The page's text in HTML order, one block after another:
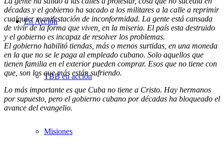
En Acción
TBB en acción
Misiones
décadas y el gobierno ha sacado a los militares a la calle a reprimir
cualquier manifestación de inconformidad. La gente está cansada
de vivir de la forma que viven, en la miseria. El país esta destruido
y el gobierno es incapaz de resolver los problemas.
El gobierno habilitó tiendas, más o menos surtidas, en una moneda
en la que no se le paga al empleado cubano. Solo aquellos que
tienen familia en el exterior pueden comprar. Esos que no tiene con
que, son los que más están sufriendo.
Lo más importante es que Cuba no tiene a Cristo. Hay hermanos
por supuesto, pero el gobierno cubano por décadas ha bloqueado el
avance del evangelio.